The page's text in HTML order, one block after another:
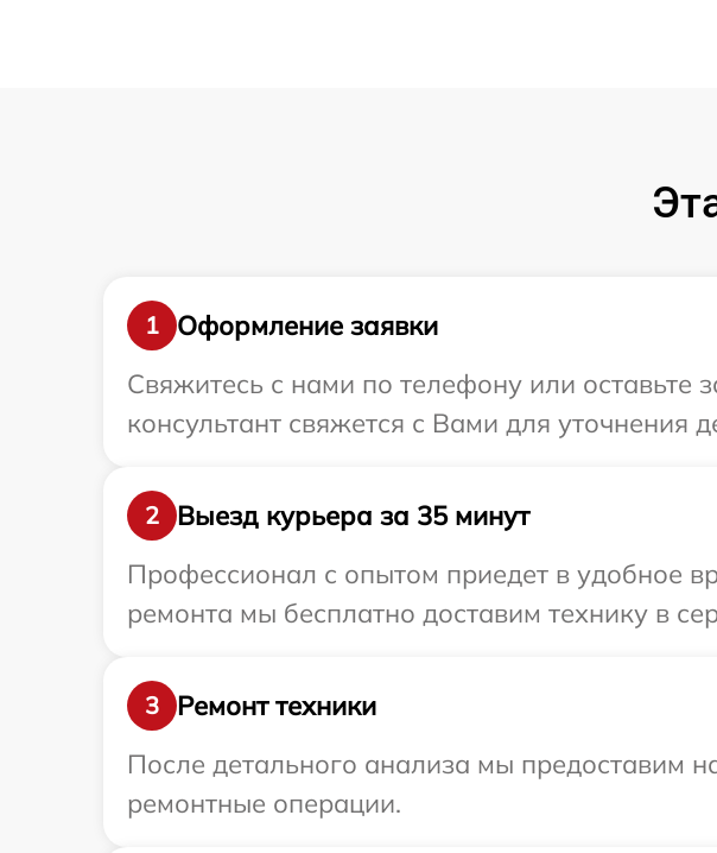
1
Оформление заявки
Свяжитесь с нами по телефону или оставьте
консультант свяжется с Вами для уточнения
2
Выезд курьера за 35 минут
Профессионал с опытом приедет в удобное
ремонта мы бесплатно доставим технику в
3
Ремонт техники
После детального анализа мы предоставим
ремонтные операции.